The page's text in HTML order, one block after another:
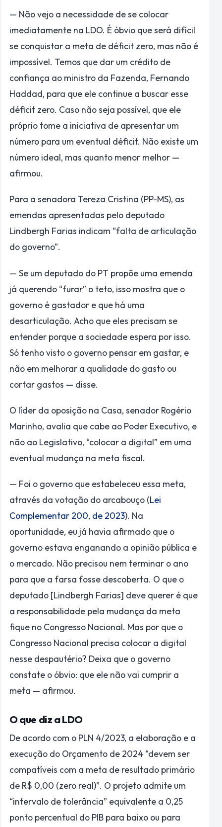
— Não vejo a necessidade de se colocar
imediatamente na LDO. É óbvio que será difícil
se conquistar a meta de déficit zero, mas não é
impossível. Temos que dar um crédito de
confiança ao ministro da Fazenda, Fernando
Haddad, para que ele continue a buscar esse
déficit zero. Caso não seja possível, que ele
próprio tome a iniciativa de apresentar um
número para um eventual déficit. Não existe um
número ideal, mas quanto menor melhor —
afirmou.
Para a senadora Tereza Cristina (PP-MS), as
emendas apresentadas pelo deputado
Lindbergh Farias indicam “falta de articulação
do governo”.
— Se um deputado do PT propõe uma emenda
já querendo “furar” o teto, isso mostra que o
governo é gastador e que há uma
desarticulação. Acho que eles precisam se
entender porque a sociedade espera por isso.
Só tenho visto o governo pensar em gastar, e
não em melhorar a qualidade do gasto ou
cortar gastos — disse.
O líder da oposição na Casa, senador Rogério
Marinho, avalia que cabe ao Poder Executivo, e
não ao Legislativo, “colocar a digital” em uma
eventual mudança na meta fiscal.
— Foi o governo que estabeleceu essa meta,
através da votação do arcabouço (Lei
Complementar 200, de 2023). Na
oportunidade, eu já havia afirmado que o
governo estava enganando a opinião pública e
o mercado. Não precisou nem terminar o ano
para que a farsa fosse descoberta. O que o
deputado [Lindbergh Farias] deve querer é que
a responsabilidade pela mudança da meta
fique no Congresso Nacional. Mas por que o
Congresso Nacional precisa colocar a digital
nesse despautério? Deixa que o governo
constate o óbvio: que ele não vai cumprir a
meta — afirmou.
O que diz a LDO
De acordo com o PLN 4/2023, a elaboração e a
execução do Orçamento de 2024 “devem ser
compatíveis com a meta de resultado primário
de R$ 0,00 (zero real)”. O projeto admite um
“intervalo de tolerância” equivalente a 0,25
ponto percentual do PIB para baixo ou para